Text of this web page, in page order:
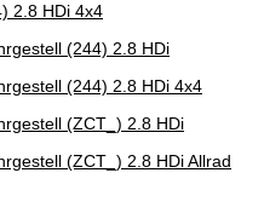
2.8 HDi 4x4
(244) 2.8 HDi
(244) 2.8 HDi 4x4
(ZCT_) 2.8 HDi
(ZCT_) 2.8 HDi Allrad